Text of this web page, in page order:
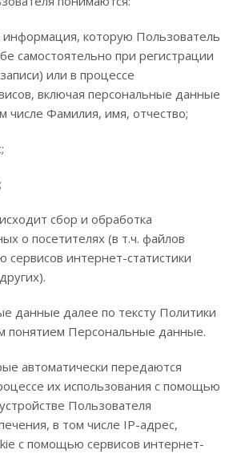
информация, которую Пользователь
самостоятельно при регистрации
или в процессе
включая персональные данные
числе Фамилия, имя, отчество;
сбор и обработка
о посетителях (в т.ч. файлов
интернет-статистики
данные далее по тексту Политики
Персональные данные.
автоматически передаются
их использования с помощью
Пользователя
в том числе IP-адрес,
с помощью сервисов интернет-